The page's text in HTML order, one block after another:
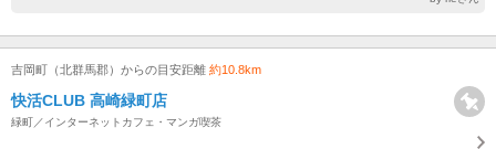
吉岡町（北群馬郡）からの目安距離 約10.8km
快活CLUB 高崎緑町店
緑町／インターネットカフェ・マンガ喫茶